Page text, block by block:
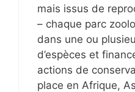
mais issus de
– chaque parc
dans une ou
d’espèces et
actions de
place en Afrique,